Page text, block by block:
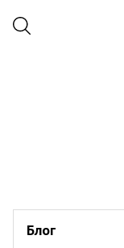
Блог